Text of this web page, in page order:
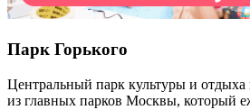
Парк Горького
Центральный парк культуры и
из главных парков Москвы, который